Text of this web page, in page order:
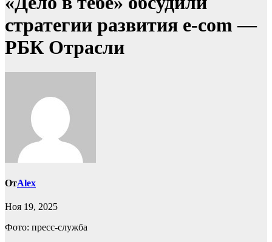
стратегии развития e-com —
РБК Отрасли
ОтAlex
Ноя 19, 2025
Фото: пресс-служба